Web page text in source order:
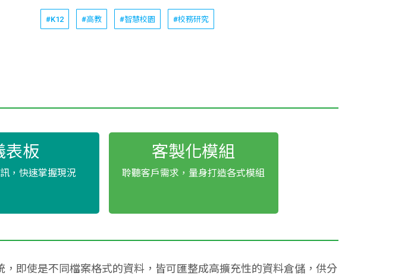
#K12 #高教 #智慧校園 #校務研究
表板
，快速掌握現況
客製化模組
聆聽客戶需求，量身打造各式模組
即使是不同檔案格式的資料，皆可匯整成高擴充性的資料倉儲，供分